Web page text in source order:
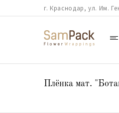
г. Краснодар, ул. Им.
Плёнка мат.